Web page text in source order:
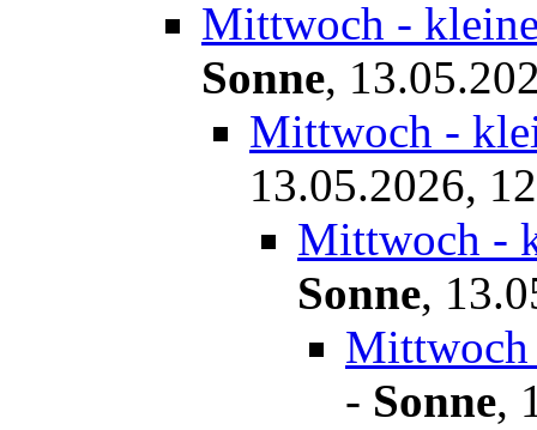
Mittwoch -
Sonne,
Mittwoch -
13.05.2026,
Mittwoch -
Sonne,
Mittwoch
- Sonne,